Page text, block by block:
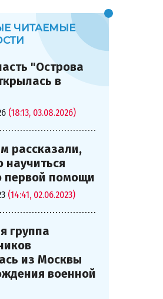
ЧИТАЕМЫЕ
"Острова
в
(18:13, 03.08.2026)
рассказали,
научиться
первой помощи
(14:41, 02.06.2023)
группа
из Москвы
военной